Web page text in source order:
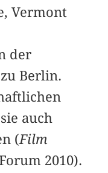
Vermont
der
Berlin.
auch
(Film
2010).